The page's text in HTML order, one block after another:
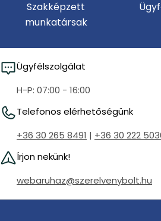
Szakképzett
munkatársak
Ügyfélszolgálat
H-P: 07:00 - 16:00
Telefonos elérhetőségünk
+36 30 265 8491 | +36 30 222
Írjon nekünk!
webaruhaz@szerelvenybolt.hu